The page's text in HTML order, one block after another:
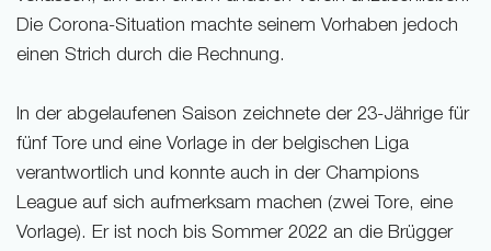
Die Corona-Situation machte seinem Vorhaben jedoch
einen Strich durch die Rechnung.
In der abgelaufenen Saison zeichnete der 23-Jährige für
fünf Tore und eine Vorlage in der belgischen Liga
verantwortlich und konnte auch in der Champions
League auf sich aufmerksam machen (zwei Tore, eine
Vorlage). Er ist noch bis Sommer 2022 an die Brügger